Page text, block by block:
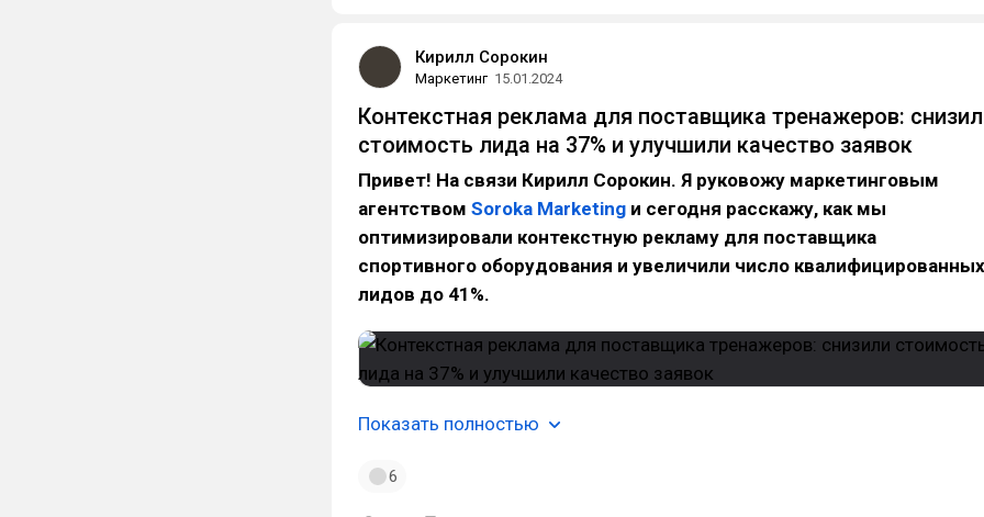
Кирилл Сорокин
Маркетинг 15.01.2024
Контекстная реклама для поставщика тренажеров:
стоимость лида на 37% и улучшили качество заявок
Привет! На связи Кирилл Сорокин. Я руковожу маркетинговым
агентством Soroka Marketing и сегодня расскажу, как мы
оптимизировали контекстную рекламу для поставщика
спортивного оборудования и увеличили число квалифицированных
лидов до 41%.
Показать полностью
6